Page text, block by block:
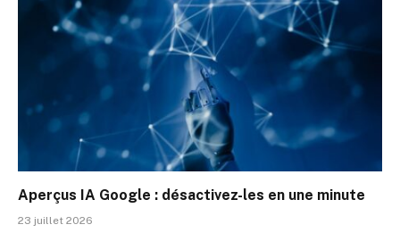
Aperçus IA Google : désactivez-les en une minute
23 juillet 2026